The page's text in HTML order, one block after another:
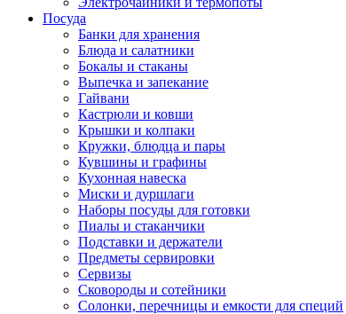
Посуда
Банки для хранения
Блюда и салатники
Бокалы и стаканы
Выпечка и запекание
Гайвани
Кастрюли и ковши
Крышки и колпаки
Кружки, блюдца и пары
Кувшины и графины
Кухонная навеска
Миски и дуршлаги
Наборы посуды для готовки
Пиалы и стаканчики
Подставки и держатели
Предметы сервировки
Сервизы
Сковороды и сотейники
Солонки, перечницы и емкости для специй